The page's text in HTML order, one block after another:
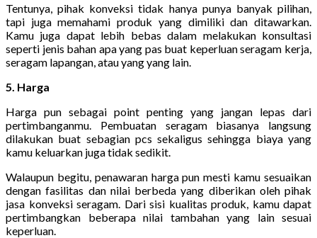
Tentunya, pihak konveksi tidak hanya punya banyak pilihan,
tapi juga memahami produk yang dimiliki dan ditawarkan.
Kamu juga dapat lebih bebas dalam melakukan konsultasi
seperti jenis bahan apa yang pas buat keperluan seragam kerja,
seragam lapangan, atau yang yang lain.
5. Harga
Harga pun sebagai point penting yang jangan lepas dari
pertimbanganmu. Pembuatan seragam biasanya langsung
dilakukan buat sebagian pcs sekaligus sehingga biaya yang
kamu keluarkan juga tidak sedikit.
Walaupun begitu, penawaran harga pun mesti kamu sesuaikan
dengan fasilitas dan nilai berbeda yang diberikan oleh pihak
jasa konveksi seragam. Dari sisi kualitas produk, kamu dapat
pertimbangkan beberapa nilai tambahan yang lain sesuai
keperluan.